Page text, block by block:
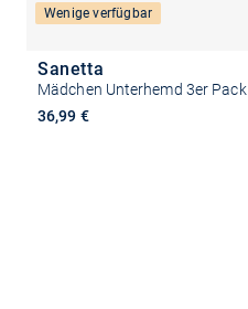
Wenige verfügbar
Sanetta
Mädchen Unterhemd 3er Pack
36,99 €